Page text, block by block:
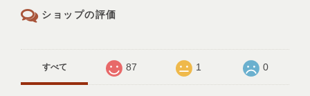
ショップの評価
すべて 87 1 0